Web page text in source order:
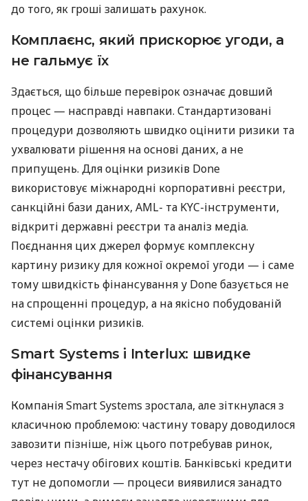
до того, як гроші залишать рахунок.
Комплаєнс, який прискорює угоди, а
не гальмує їх
Здається, що більше перевірок означає довший
процес — насправді навпаки. Стандартизовані
процедури дозволяють швидко оцінити ризики та
ухвалювати рішення на основі даних, а не
припущень. Для оцінки ризиків Done
використовує міжнародні корпоративні реєстри,
санкційні бази даних, AML- та KYC-інструменти,
відкриті державні реєстри та аналіз медіа.
Поєднання цих джерел формує комплексну
картину ризику для кожної окремої угоди — і саме
тому швидкість фінансування у Done базується не
на спрощенні процедур, а на якісно побудованій
системі оцінки ризиків.
Smart Systems і Interlux: швидке
фінансування
Компанія Smart Systems зростала, але зіткнулася з
класичною проблемою: частину товару доводилося
завозити пізніше, ніж цього потребував ринок,
через нестачу обігових коштів. Банківські кредити
тут не допомогли — процеси виявилися занадто